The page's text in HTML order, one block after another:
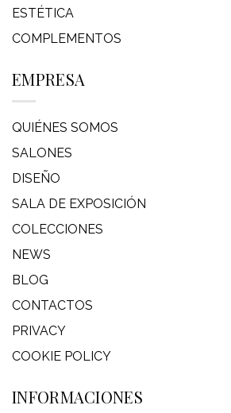
ESTÉTICA
COMPLEMENTOS
EMPRESA
QUIÉNES SOMOS
SALONES
DISEÑO
SALA DE EXPOSICIÓN
COLECCIONES
NEWS
BLOG
CONTACTOS
PRIVACY
COOKIE POLICY
INFORMACIONES